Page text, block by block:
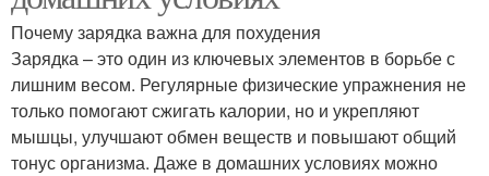
Почему зарядка важна для похудения
Зарядка – это один из ключевых элементов в борьбе с
лишним весом. Регулярные физические упражнения не
только помогают сжигать калории, но и укрепляют
мышцы, улучшают обмен веществ и повышают общий
тонус организма. Даже в домашних условиях можно